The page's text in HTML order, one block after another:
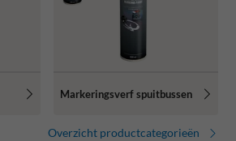
Markeringsverf spuitbussen
Overzicht productcategorieën